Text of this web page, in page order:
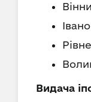
Видача